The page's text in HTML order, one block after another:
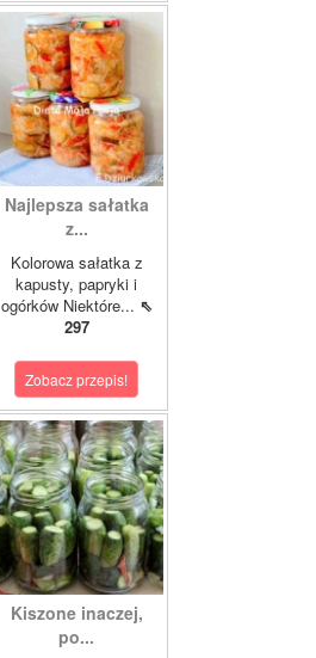
Najlepsza sałatka
z...
Kolorowa sałatka z
kapusty, papryki i
ogórków Niektóre... ⇖
297
Zobacz przepis!
Kiszone inaczej,
po...